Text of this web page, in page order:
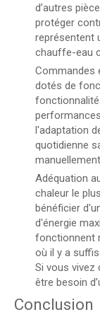
d’autres
protéger
représentent
chauffe-eau
Commandes
dotés de
l'adaptation
quotidienne
Adéquation
chaleur le
bénéficier
d'énergie
fonctionnent
où il y a
Si vous vivez
être besoin
Conclusion